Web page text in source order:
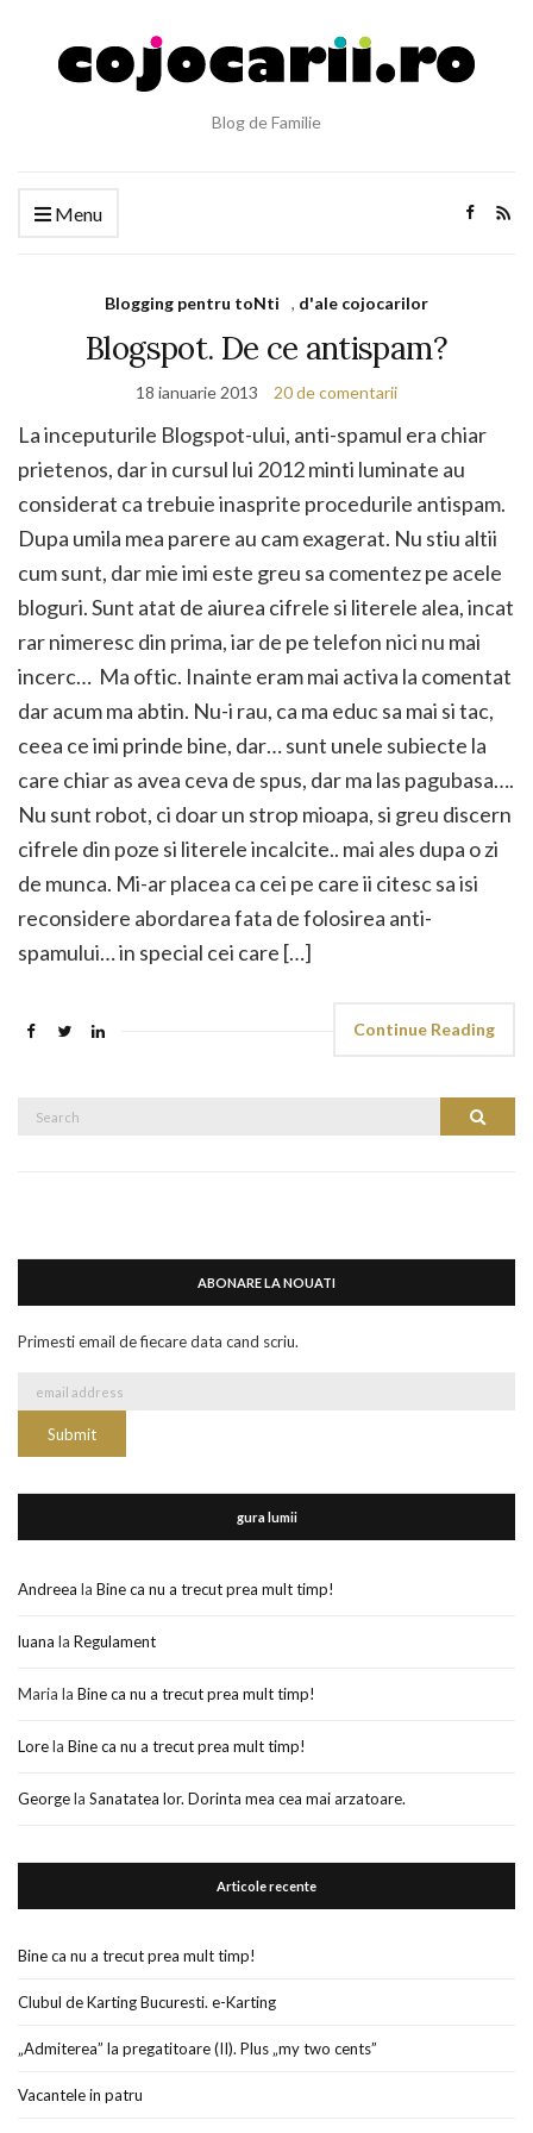
Blog de Familie
Menu
Blogging pentru toNti , d'ale cojocarilor
Blogspot. De ce antispam?
18 ianuarie 2013 20 de comentarii
La inceputurile Blogspot-ului, anti-spamul era chiar
prietenos, dar in cursul lui 2012 minti luminate au
considerat ca trebuie inasprite procedurile antispam.
Dupa umila mea parere au cam exagerat. Nu stiu altii
cum sunt, dar mie imi este greu sa comentez pe acele
bloguri. Sunt atat de aiurea cifrele si literele alea, incat
rar nimeresc din prima, iar de pe telefon nici nu mai
incerc… Ma oftic. Inainte eram mai activa la comentat
dar acum ma abtin. Nu-i rau, ca ma educ sa mai si tac,
ceea ce imi prinde bine, dar… sunt unele subiecte la
care chiar as avea ceva de spus, dar ma las pagubasa….
Nu sunt robot, ci doar un strop mioapa, si greu discern
cifrele din poze si literele incalcite.. mai ales dupa o zi
de munca. Mi-ar placea ca cei pe care ii citesc sa isi
reconsidere abordarea fata de folosirea anti-
spamului… in special cei care […]
Continue Reading
Search
ABONARE LA NOUATI
Primesti email de fiecare data cand scriu.
gura lumii
Andreea la Bine ca nu a trecut prea mult timp!
luana la Regulament
Maria la Bine ca nu a trecut prea mult timp!
Lorela Bine ca nu a trecut prea mult timp!
Georgela Sanatatea lor. Dorinta mea cea mai arzatoare.
Articole recente
Bine ca nu a trecut prea mult timp!
Clubul de Karting Bucuresti. e-Karting
„Admiterea” la pregatitoare (II). Plus „my two cents”
Vacantele in patru